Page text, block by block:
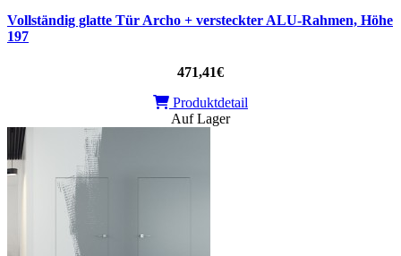
Vollständig glatte Tür Archo + versteckter ALU-Rahmen, Höhe
197
471,41€
Produktdetail
Auf Lager